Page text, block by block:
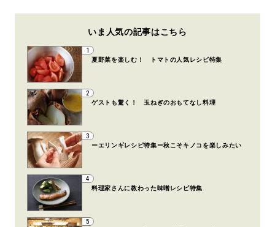
いま人気の記事はこちら
1
夏野菜を楽しむ！ トマトの人気レシピ特集
2
ゲストも驚く！ 玉ねぎのおもてなし料理
3
ーエリンギレシピ特集ー秋こそキノコを楽しみたい
4
料理家さんに教わった味噌レシピ特集
5